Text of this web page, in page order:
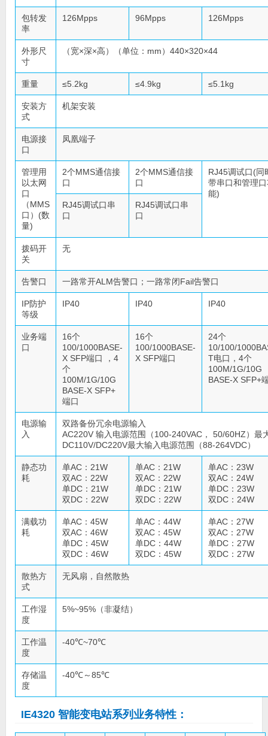
包转发
率
126Mpps 96Mpps 126Mpps
外形尺
寸
（宽×深×高）（单位：mm）440×320×44
重量 ≤5.2kg ≤4.9kg ≤5.1kg
安装方
式
机架安装
电源接
口
凤凰端子
管理用
以太网
口
（MMS
口）(数
量)
2个MMS通信接
口
2个MMS通信接
口
RJ45调试口(同
带串口和管理
能)
RJ45调试口串
口
RJ45调试口串
口
拨码开
关
无
告警口 一路常开ALM告警口；一路常闭Fail告警口
IP防护
等级
IP40 IP40 IP40
业务端
口
16个
100/1000BASE-
X SFP端口 ，4
个
100M/1G/10G
BASE-X SFP+
端口
16个
100/1000BASE-
X SFP端口
24个
10/100/
T电口，4个
100M/1G/10G
BASE-X SFP+
电源输
入
双路备份冗余电源输入
AC220V 输入电源范围（100-240VAC， 50/60HZ）最
DC110V/DC220V最大输入电源范围（88-264VDC）
静态功
耗
单AC：21W
双AC：22W
单DC：21W
双DC：22W
单AC：21W
双AC：22W
单DC：21W
双DC：22W
单AC：23W
双AC：24W
单DC：23W
双DC：24W
满载功
耗
单AC：45W
双AC：46W
单DC：45W
双DC：46W
单AC：44W
双AC：45W
单DC：44W
双DC：45W
单AC：27W
双AC：27W
单DC：27W
双DC：27W
散热方
式
无风扇，自然散热
工作湿
度
5%~95%（非凝结）
工作温
度
-40℃~70℃
存储温
度
-40℃～85℃
IE4320 智能变电站系列业务特性：